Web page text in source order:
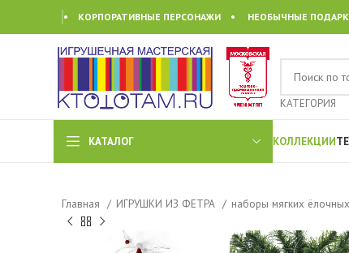
• КОРПОРАТИВНЫЕ ПЕРСОНАЖИ • НЕОБЫЧНЫЕ
КАТЕГОРИЯ
КАТАЛОГ КОЛЛЕКЦИИ
Главная ИГРУШКИ ИЗ ФЕТРА наборы мягких